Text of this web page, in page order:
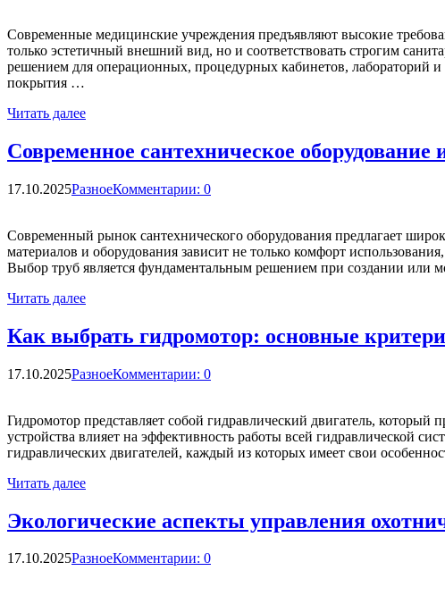
Современные медицинские учреждения предъявляют высокие
только эстетичный внешний вид, но и соответствовать строгим
решением для операционных, процедурных кабинетов, лабораторий
покрытия …
Читать далее
Современное сантехническое
17.10.2025РазноеКомментарии: 0
Современный рынок сантехнического оборудования предлагает
материалов и оборудования зависит не только комфорт
Выбор труб является фундаментальным решением при создании или
Читать далее
Как выбрать гидромотор: основные
17.10.2025РазноеКомментарии: 0
Гидромотор представляет собой гидравлический двигатель,
устройства влияет на эффективность работы всей гидравлической
гидравлических двигателей, каждый из которых имеет свои
Читать далее
Экологические аспекты управления
17.10.2025РазноеКомментарии: 0